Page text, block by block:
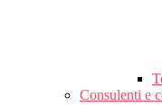
Consulenti e